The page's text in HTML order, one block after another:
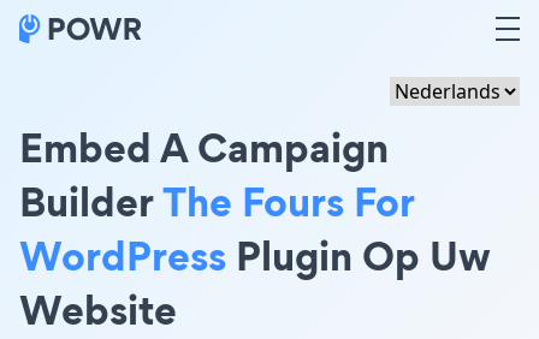
Embed A Campaign
BuilderThe Fours For
WordPress Plugin Op Uw
Website